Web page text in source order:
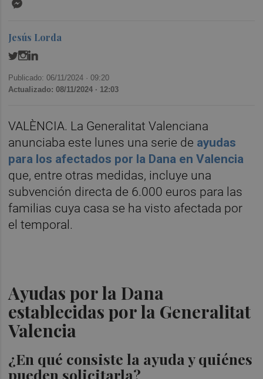
Jesús Lorda
Publicado: 06/11/2024 ·09:20
Actualizado: 08/11/2024 · 12:03
VALÈNCIA. La Generalitat Valenciana
anunciaba este lunes una serie de ayudas
para los afectados por la Dana en Valencia
que, entre otras medidas, incluye una
subvención directa de 6.000 euros para las
familias cuya casa se ha visto afectada por
el temporal.
Ayudas por la Dana
establecidas por la Generalitat
Valencia
¿En qué consiste la ayuda y quiénes
pueden solicitarla?